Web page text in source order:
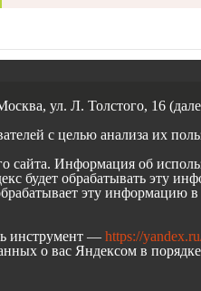
ул. Л. Толстого, 16
с целью анализа их
Информация об
будет обрабатывать эту
эту информацию
инструмент — https://
о вас Яндексом в